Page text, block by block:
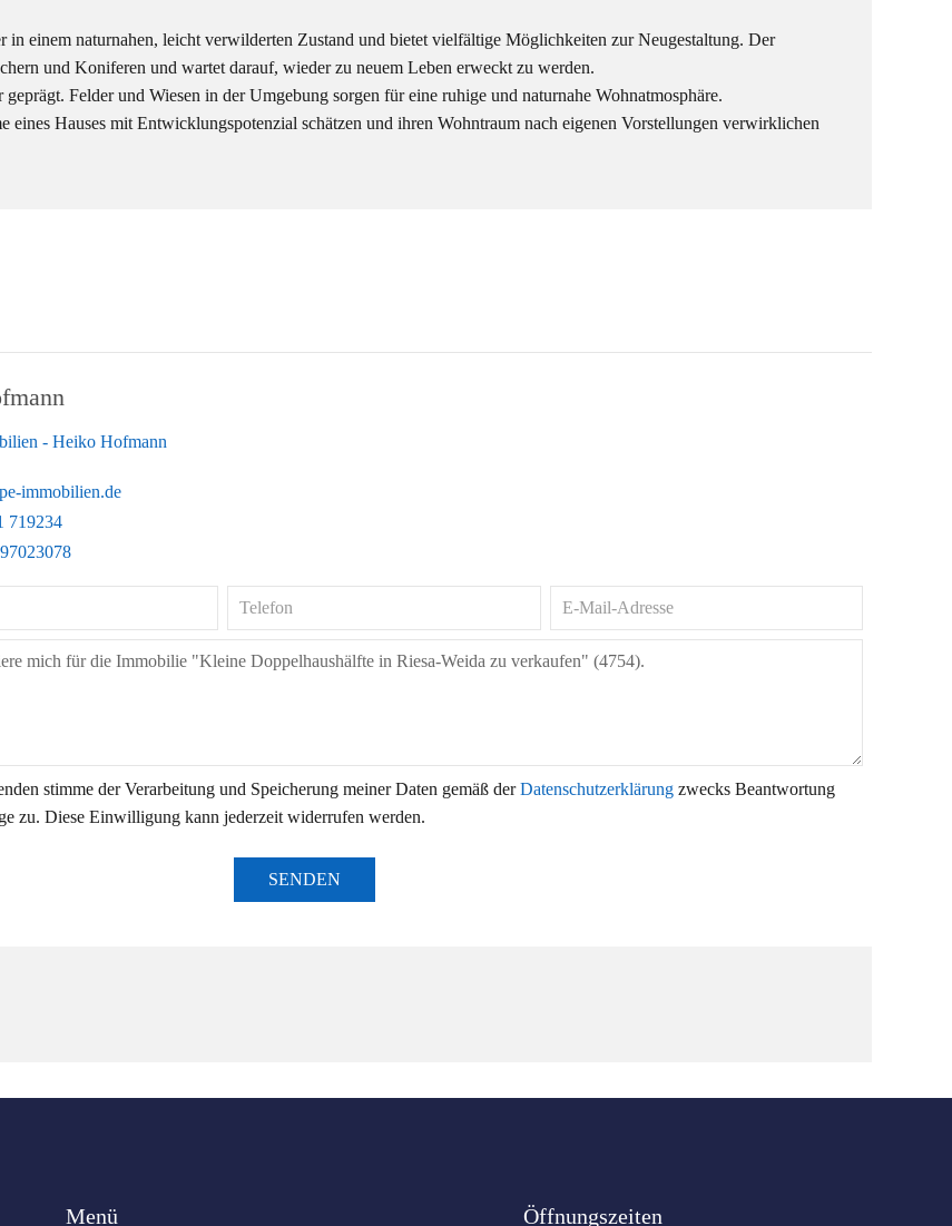
in einem naturnahen, leicht verwilderten Zustand und bietet vielfältige Möglichkeiten zur Neugestaltung. Der
und Koniferen und wartet darauf, wieder zu neuem Leben erweckt zu werden.
Felder und Wiesen in der Umgebung sorgen für eine ruhige und naturnahe Wohnatmosphäre.
Hauses mit Entwicklungspotenzial schätzen und ihren Wohntraum nach eigenen Vorstellungen verwirklichen
- Heiko Hofmann
immobilien.de
719234
stimme der Verarbeitung und Speicherung meiner Daten gemäß derDatenschutzerklärung zwecks Beantwortung
zu. Diese Einwilligung kann jederzeit widerrufen werden.
SENDEN
Menü Öffnungszeiten